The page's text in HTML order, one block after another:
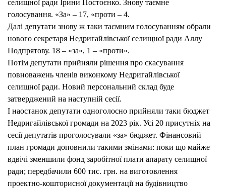
селищної ради Ірини Постоєнко. Знову таємне
голосування. «За» – 17, «проти – 4.
Далі депутати знову ж таки таємним голосуванням обрали
нового секретаря Недригайлівської селищної ради Аллу
Подпрятову. 18 – «за», 1 – «проти».
Потім депутати прийняли рішення про скасування
повноважень членів виконкому Недригайлівської
селищної ради. Новий персональний склад буде
затверджений на наступній сесії.
І наостанок депутати одноголосно прийняли таки бюджет
Недригайлівської громади на 2023 рік. Усі 20 присутніх на
сесії депутатів проголосували «за» бюджет. Фінансовий
план громади доповнили такими змінами: поки що майже
вдвічі зменшили фонд заробітної плати апарату селищної
ради; передбачили 600 тис. грн. на виготовлення
проектно-кошторисної документації на будівництво